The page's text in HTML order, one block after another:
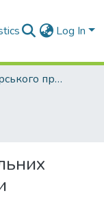
Log In
Факультет морського права (ФМП)